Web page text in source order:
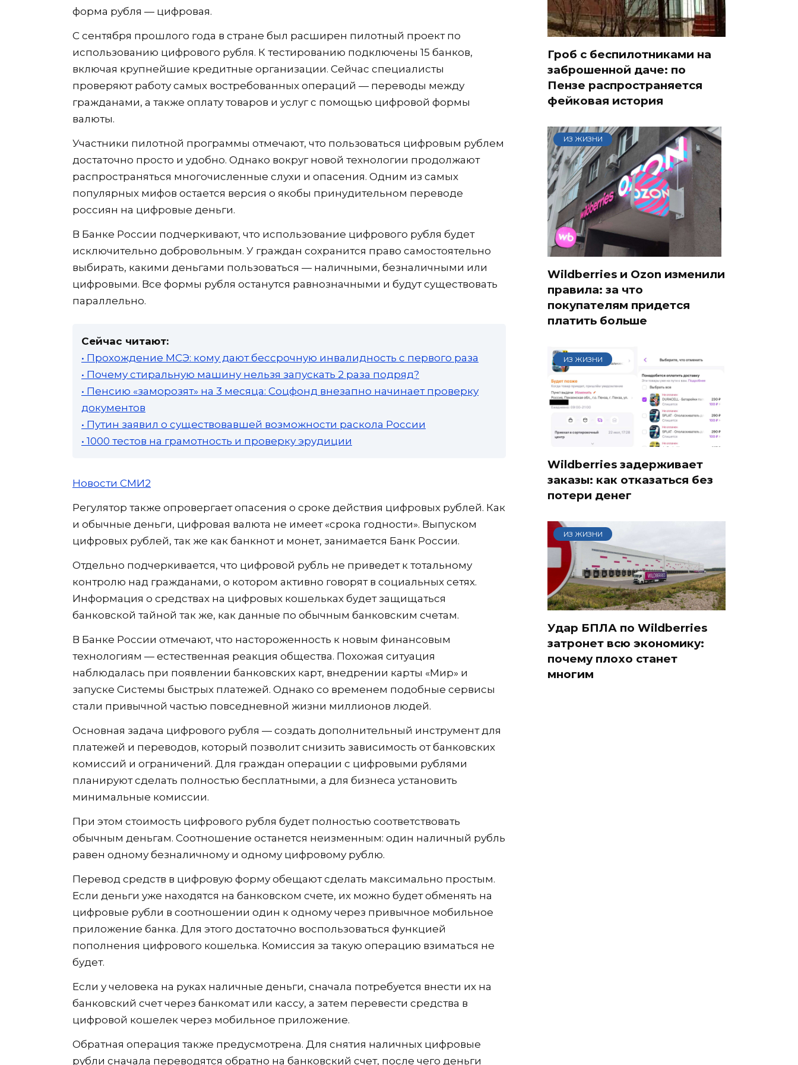
форма рубля — цифровая.
С сентября прошлого года в стране был расширен пилотный проект по
использованию цифрового рубля. К тестированию подключены 15 банков,
включая крупнейшие кредитные организации. Сейчас специалисты
проверяют работу самых востребованных операций — переводы между
гражданами, а также оплату товаров и услуг с помощью цифровой формы
валюты.
Участники пилотной программы отмечают, что пользоваться цифровым рублем
достаточно просто и удобно. Однако вокруг новой технологии продолжают
распространяться многочисленные слухи и опасения. Одним из самых
популярных мифов остается версия о якобы принудительном переводе
россиян на цифровые деньги.
В Банке России подчеркивают, что использование цифрового рубля будет
исключительно добровольным. У граждан сохранится право самостоятельно
выбирать, какими деньгами пользоваться — наличными, безналичными или
цифровыми. Все формы рубля останутся равнозначными и будут существовать
параллельно.
Сейчас читают:
• Прохождение МСЭ: кому дают бессрочную инвалидность с первого раза
• Почему стиральную машину нельзя запускать 2 раза подряд?
• Пенсию «заморозят» на 3 месяца: Соцфонд внезапно начинает проверку
документов
• Путин заявил о существовавшей возможности раскола России
• 1000 тестов на грамотность и проверку эрудиции
Новости СМИ2
Регулятор также опровергает опасения о сроке действия цифровых рублей. Как
и обычные деньги, цифровая валюта не имеет «срока годности». Выпуском
цифровых рублей, так же как банкнот и монет, занимается Банк России.
Отдельно подчеркивается, что цифровой рубль не приведет к тотальному
контролю над гражданами, о котором активно говорят в социальных сетях.
Информация о средствах на цифровых кошельках будет защищаться
банковской тайной так же, как данные по обычным банковским счетам.
В Банке России отмечают, что настороженность к новым финансовым
технологиям — естественная реакция общества. Похожая ситуация
наблюдалась при появлении банковских карт, внедрении карты «Мир» и
запуске Системы быстрых платежей. Однако со временем подобные сервисы
стали привычной частью повседневной жизни миллионов людей.
Основная задача цифрового рубля — создать дополнительный инструмент для
платежей и переводов, который позволит снизить зависимость от банковских
комиссий и ограничений. Для граждан операции с цифровыми рублями
планируют сделать полностью бесплатными, а для бизнеса установить
минимальные комиссии.
При этом стоимость цифрового рубля будет полностью соответствовать
обычным деньгам. Соотношение останется неизменным: один наличный рубль
равен одному безналичному и одному цифровому рублю.
Перевод средств в цифровую форму обещают сделать максимально простым.
Если деньги уже находятся на банковском счете, их можно будет обменять на
цифровые рубли в соотношении один к одному через привычное мобильное
приложение банка. Для этого достаточно воспользоваться функцией
пополнения цифрового кошелька. Комиссия за такую операцию взиматься не
будет.
Если у человека на руках наличные деньги, сначала потребуется внести их на
банковский счет через банкомат или кассу, а затем перевести средства в
цифровой кошелек через мобильное приложение.
Обратная операция также предусмотрена. Для снятия наличных цифровые
рубли сначала переводятся обратно на банковский счет, после чего деньги
Гроб с беспилотниками на
заброшенной даче: по
Пензе распространяется
фейковая история
ИЗ ЖИЗНИ
Wildberries и Ozon изменили
правила: за что
покупателям придется
платить больше
ИЗ ЖИЗНИ
Wildberries задерживает
заказы: как отказаться без
потери денег
ИЗ ЖИЗНИ
Удар БПЛА по Wildberries
затронет всю экономику:
почему плохо станет
многим